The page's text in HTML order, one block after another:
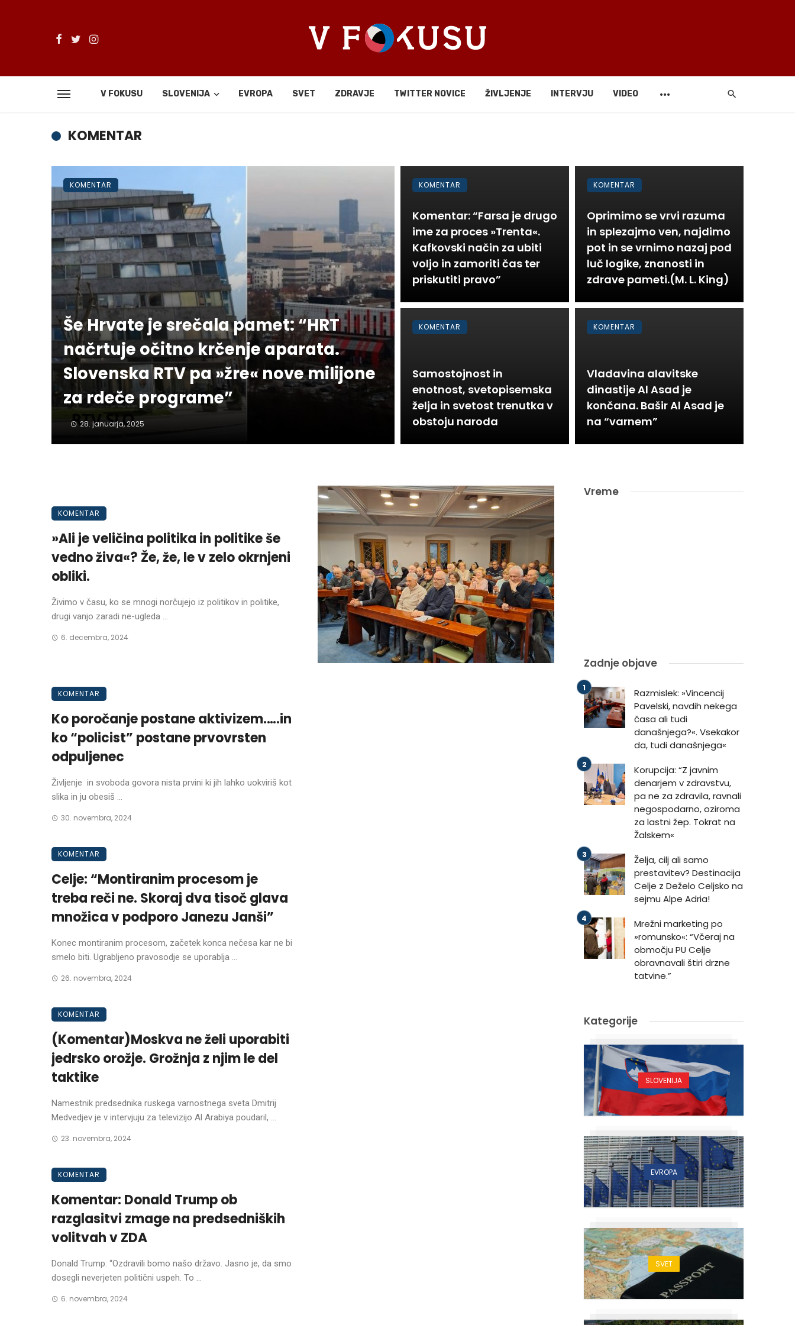
V FOKUSU SLOVENIJA EVROPA SVET ZDRAVJE TWITTER NOVICE ŽIVLJENJE INTERVJU VIDEO
KOMENTAR
Še Hrvate je srečala pamet: “HRT
načrtuje očitno krčenje aparata.
Slovenska RTV pa »žre« nove milijone
za rdeče programe”
28. januarja, 2025
KOMENTAR
Komentar: “Farsa je drugo
ime za proces »Trenta«.
Kafkovski način za ubiti
voljo in zamoriti čas ter
priskutiti pravo”
KOMENTAR
Oprimimo se vrvi razuma
in splezajmo ven, najdimo
pot in se vrnimo nazaj pod
luč logike, znanosti in
zdrave pameti.(M. L. King)
KOMENTAR
Samostojnost in
enotnost, svetopisemska
želja in svetost trenutka v
obstoju naroda
KOMENTAR
Vladavina alavitske
dinastije Al Asad je
končana. Bašir Al Asad je
na “varnem”
KOMENTAR
KOMENTAR
»Ali je veličina politika in politike še
vedno živa«? Že, že, le v zelo okrnjeni
obliki.
Živimo v času, ko se mnogi norčujejo iz politikov in politike,
drugi vanjo zaradi ne-ugleda ...
6. decembra, 2024
KOMENTAR
Ko poročanje postane aktivizem.….in
ko “policist” postane prvovrsten
odpuljenec
Življenje in svoboda govora nista prvini ki jih lahko uokviriš kot
slika in ju obesiš ...
30. novembra, 2024
KOMENTAR
Celje: “Montiranim procesom je
treba reči ne. Skoraj dva tisoč glava
množica v podporo Janezu Janši”
Konec montiranim procesom, začetek konca nečesa kar ne bi
smelo biti. Ugrabljeno pravosodje se uporablja ...
26. novembra, 2024
KOMENTAR
(Komentar)Moskva ne želi uporabiti
jedrsko orožje. Grožnja z njim le del
taktike
Namestnik predsednika ruskega varnostnega sveta Dmitrij
Medvedjev je v intervjuju za televizijo Al Arabiya poudaril, ...
23. novembra, 2024
KOMENTAR
Komentar: Donald Trump ob
razglasitvi zmage na predsedniških
volitvah v ZDA
Donald Trump: “Ozdravili bomo našo državo. Jasno je, da smo
dosegli neverjeten politični uspeh. To ...
6. novembra, 2024
Vreme
Zadnje objave
Razmislek: »Vincencij
Pavelski, navdih nekega
časa ali tudi
današnjega?«. Vsekakor
da, tudi današnjega«
Korupcija: “Z javnim
denarjem v zdravstvu,
pa ne za zdravila, ravnali
negospodarno, oziroma
za lastni žep. Tokrat na
Žalskem«
Želja, cilj ali samo
prestavitev? Destinacija
Celje z Deželo Celjsko na
sejmu Alpe Adria!
Mrežni marketing po
»romunsko«: “Včeraj na
območju PU Celje
obravnavali štiri drzne
tatvine.”
Kategorije
SLOVENIJA
EVROPA
SVET